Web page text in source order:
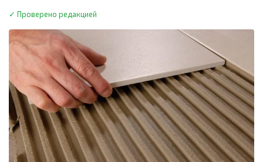
✓ Проверено редакцией